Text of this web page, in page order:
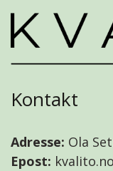
Kontakt
Adresse: Ola
Epost: